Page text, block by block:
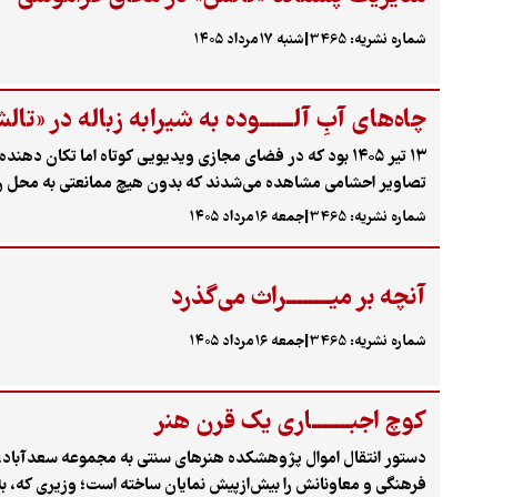
شماره نشریه: 3465 |شنبه ۱۷مرداد ۱۴۰۵
چاه‌های آبِ آلــــــوده به شیرابه زباله در
تصاویر احشامی مشاهده می‌شدند که بدون هیچ ممانعتی به محل
این روستا می‌گوید بعد از آن فیلم، شهرداری تالش دستگاه آورده و
از طغیان بیماری‌های پوستی یا گوارشی نداشته اند.
شماره نشریه: 3465 |جمعه ۱۶مرداد ۱۴۰۵
آنچه بر میــــــــراث می‌گذرد
شماره نشریه: 3465 |جمعه ۱۶مرداد ۱۴۰۵
کوچ اجبـــــــاری یک قرن هنر
دستور انتقال اموال پژوهشکده هنرهای سنتی به مجموعه
فرهنگی و معاونانش را بیش‌ازپیش نمایان ساخته است؛ وزیری که،